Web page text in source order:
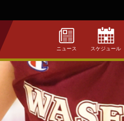
ニュース スケジュール